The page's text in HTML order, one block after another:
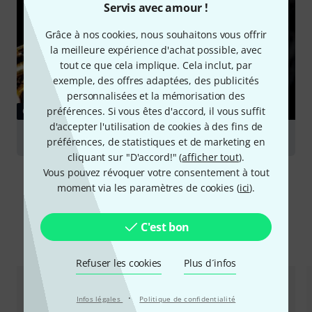
Servis avec amour !
Grâce à nos cookies, nous souhaitons vous offrir
la meilleure expérience d'achat possible, avec
tout ce que cela implique. Cela inclut, par
exemple, des offres adaptées, des publicités
personnalisées et la mémorisation des
préférences. Si vous êtes d'accord, il vous suffit
d'accepter l'utilisation de cookies à des fins de
préférences, de statistiques et de marketing en
cliquant sur "D'accord!" (afficher tout).
Vous pouvez révoquer votre consentement à tout
moment via les paramètres de cookies (ici).
C'est bon
Refuser les cookies Plus d´infos
Infos légales · Politique de confidentialité
GUIDES
Saxophones
Comparez les alternatives